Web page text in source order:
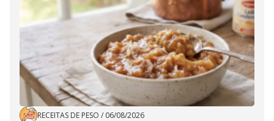
RECEITAS DE PESO / 06/08/2026